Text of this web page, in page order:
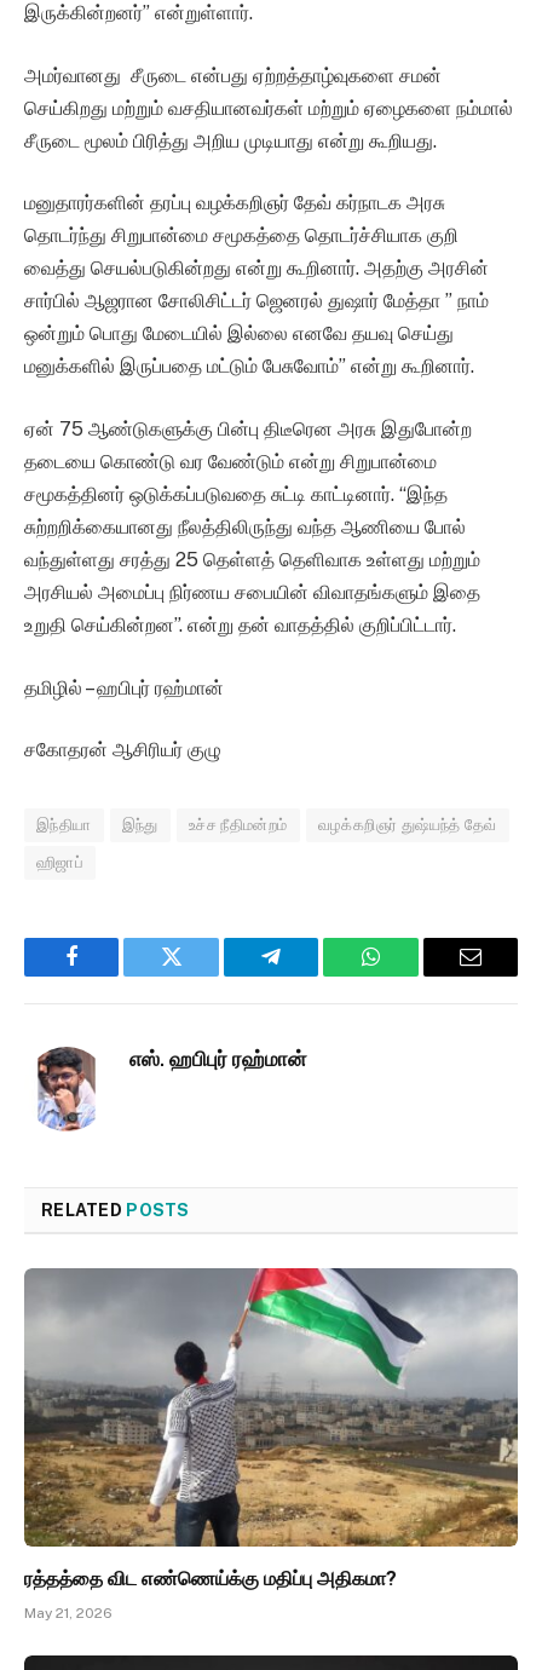
இருக்கின்றனர்” என்றுள்ளார்.
அமர்வானது சீருடை என்பது ஏற்றத்தாழ்வுகளை சமன்
செய்கிறது மற்றும் வசதியானவர்கள் மற்றும் ஏழைகளை நம்மால்
சீருடை மூலம் பிரித்து அறிய முடியாது என்று கூறியது.
மனுதாரர்களின் தரப்பு வழக்கறிஞர் தேவ் கர்நாடக அரசு
தொடர்ந்து சிறுபான்மை சமூகத்தை தொடர்ச்சியாக குறி
வைத்து செயல்படுகின்றது என்று கூறினார். அதற்கு அரசின்
சார்பில் ஆஜரான சோலிசிட்டர் ஜெனரல் துஷார் மேத்தா ” நாம்
ஒன்றும் பொது மேடையில் இல்லை எனவே தயவு செய்து
மனுக்களில் இருப்பதை மட்டும் பேசுவோம்” என்று கூறினார்.
ஏன் 75 ஆண்டுகளுக்கு பின்பு திடீரென அரசு இதுபோன்ற
தடையை கொண்டு வர வேண்டும் என்று சிறுபான்மை
சமூகத்தினர் ஒடுக்கப்படுவதை சுட்டி காட்டினார். “இந்த
சுற்றறிக்கையானது நீலத்திலிருந்து வந்த ஆணியை போல்
வந்துள்ளது சரத்து 25 தெள்ளத் தெளிவாக உள்ளது மற்றும்
அரசியல் அமைப்பு நிர்ணய சபையின் விவாதங்களும் இதை
உறுதி செய்கின்றன”. என்று தன் வாதத்தில் குறிப்பிட்டார்.
தமிழில் – ஹபிபுர் ரஹ்மான்
சகோதரன் ஆசிரியர் குழு
இந்தியா இந்து உச்ச நீதிமன்றம் வழக்கறிஞர் துஷ்யந்த் தேவ்
ஹிஜாப்
Facebook Twitter Telegram WhatsApp Email
எஸ். ஹபிபுர் ரஹ்மான்
RELATED POSTS
ரத்தத்தை விட எண்ணெய்க்கு மதிப்பு அதிகமா?
May 21, 2026